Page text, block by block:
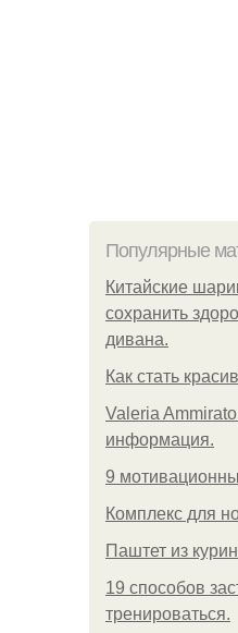
Популярные
Китайские
сохранить
дивана.
Как стать
Valeria
информация.
9
Комплекс для
Паштет из
19 способов
тренироваться.